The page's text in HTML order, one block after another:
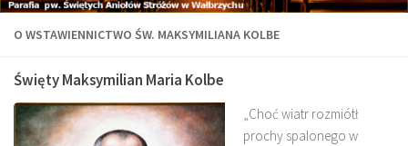
O WSTAWIENNICTWO ŚW. MAKSYMILIANA KOLBE
Święty Maksymilian Maria Kolbe
„Choć wiatr rozmiótł
prochy spalonego w